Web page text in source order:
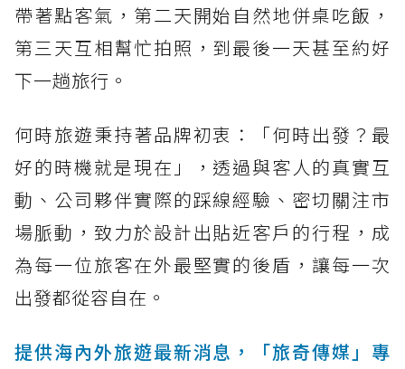
帶著點客氣，第二天開始自然地併桌吃飯，
第三天互相幫忙拍照，到最後一天甚至約好
下一趟旅行。
何時旅遊秉持著品牌初衷：「何時出發？最
好的時機就是現在」，透過與客人的真實互
動、公司夥伴實際的踩線經驗、密切關注市
場脈動，致力於設計出貼近客戶的行程，成
為每一位旅客在外最堅實的後盾，讓每一次
出發都從容自在。
提供海內外旅遊最新消息，「旅奇傳媒」專